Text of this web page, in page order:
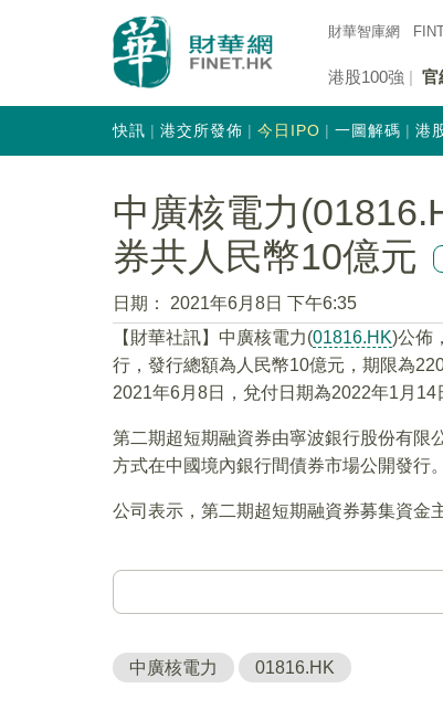
財華智庫網
港股100強 官
快訊 港交所發佈 今日IPO 一圖解碼 港
中廣核電力
券共人民幣10億元
日期：
2021年6月8日 下午6:35
【財華社訊】中廣核電力(01816.HK)公佈
行，發行總額為人民幣10億元，期限為
2021年6月8日，兌付日期為2022年1月14
第二期超短期融資券由寧波銀行股份有限
方式在中國境內銀行間債券市場公開發行。
公司表示，第二期超短期融資券募集資金
中廣核電力 01816.HK